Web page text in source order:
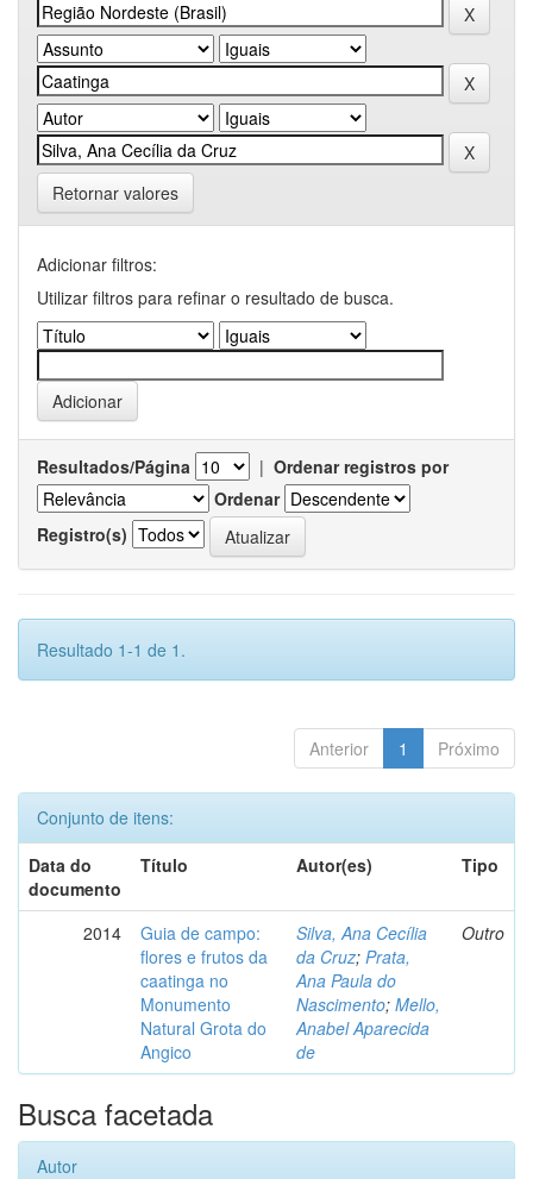
Retornar valores
Adicionar filtros:
Utilizar filtros para refinar o resultado de busca.
Resultados/Página | Ordenar registros por
Ordenar
Registro(s)
Resultado 1-1 de 1.
Anterior 1 Próximo
Conjunto de itens:
Data do
documento
Título Autor(es) Tipo
2014
Guia de campo:
flores e frutos da
caatinga no
Monumento
Natural Grota do
Angico
Silva, Ana Cecília
da Cruz; Prata,
Ana Paula do
Nascimento; Mello,
Anabel Aparecida
de
Outro
Busca facetada
Autor